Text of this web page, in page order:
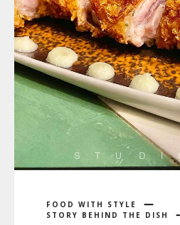
FOOD WITH STYLE
STORY BEHIND THE DISH